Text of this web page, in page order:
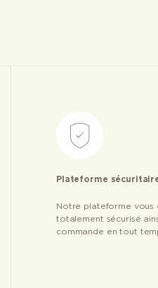
Plateforme
Notre plateforme vous
totalement sécurisé
commande en tout